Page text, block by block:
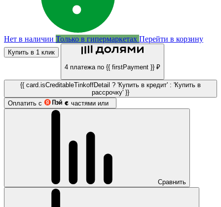
Нет в наличии Только в гипермаркетах Перейти в корзину
Купить в 1 клик
4 платежа по {{ firstPayment }} ₽
{{ card.isCreditableTinkoffDetail ? 'Купить в кредит' : 'Купить в
рассрочку' }}
Оплатить с
частями или
Сравнить